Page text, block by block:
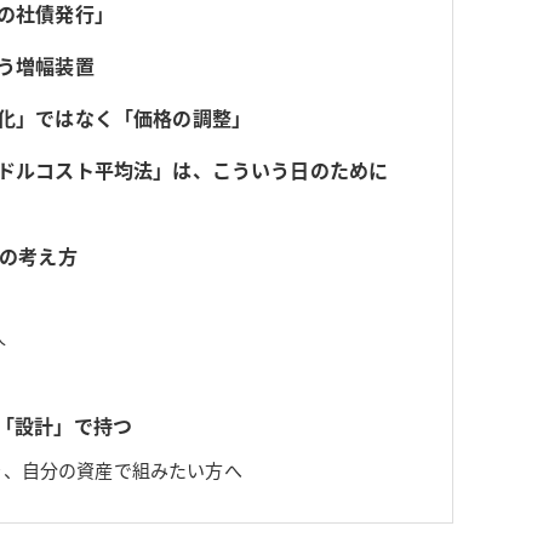
債発行」
増幅装置
ではなく「価格の調整」
コスト平均法」は、こういう日のために
考え方
設計」で持つ
自分の資産で組みたい方へ